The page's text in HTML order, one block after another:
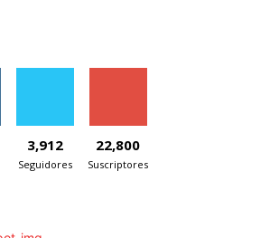
3,912
Seguidores
22,800
Suscriptores